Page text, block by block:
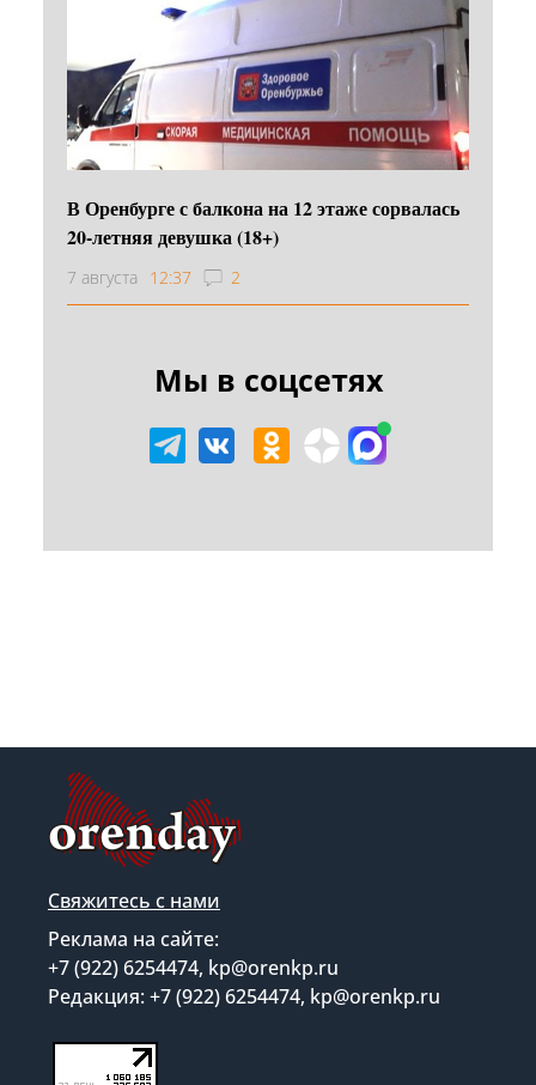
В Оренбурге с балкона на 12 этаже сорвалась
20-летняя девушка (18+)
7 августа 12:37 2
Мы в соцсетях
Свяжитесь с нами
Реклама на сайте:
+7 (922) 6254474, kp@orenkp.ru
Редакция: +7 (922) 6254474, kp@orenkp.ru